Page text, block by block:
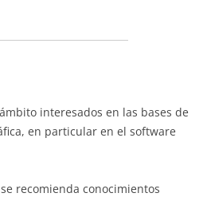
interesados en las bases de
en particular en el software
recomienda conocimientos